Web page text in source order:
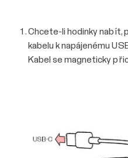
Chcete-li hodinky nabít,
kabelu k napájenému
Kabel se magneticky